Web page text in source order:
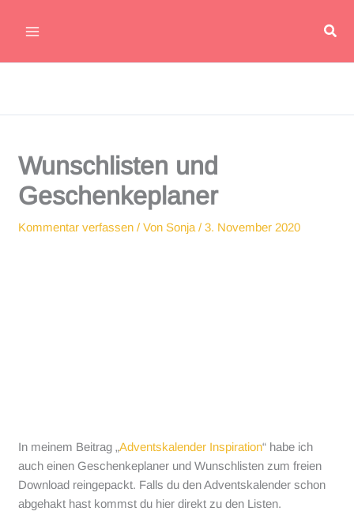
Inhalt
Wunschlisten und
Geschenkeplaner
Kommentar verfassen / VonSonja/3. November 2020
In meinem Beitrag „Adventskalender Inspiration“ habe ich
auch einen Geschenkeplaner und Wunschlisten zum freien
Download reingepackt. Falls du den Adventskalender schon
abgehakt hast kommst du hier direkt zu den Listen.